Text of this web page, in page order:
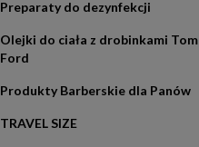
Preparaty do dezynfekcji
Olejki do ciała z drobinkami Tom
Ford
Produkty Barberskie dla Panów
TRAVEL SIZE